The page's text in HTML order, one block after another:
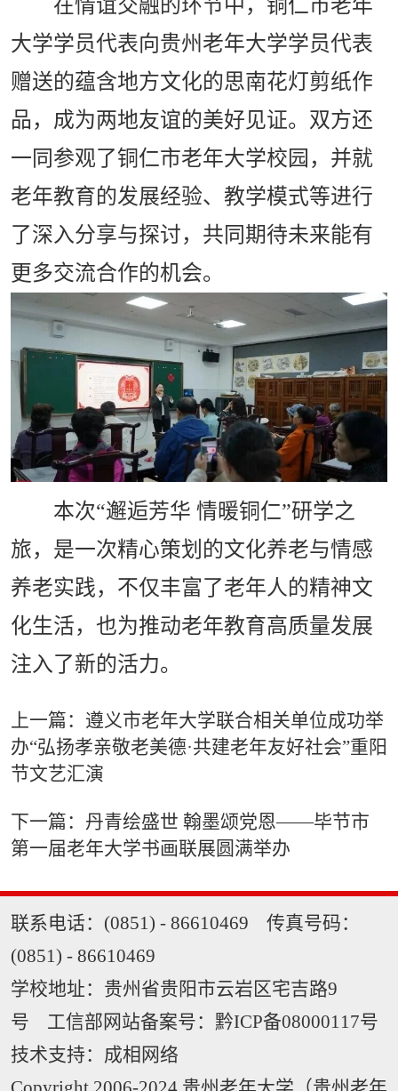
在情谊交融的环节中，铜仁市老年
大学学员代表向贵州老年大学学员代表
赠送的蕴含地方文化的思南花灯剪纸作
品，成为两地友谊的美好见证。双方还
一同参观了铜仁市老年大学校园，并就
老年教育的发展经验、教学模式等进行
了深入分享与探讨，共同期待未来能有
更多交流合作的机会。
本次“邂逅芳华 情暖铜仁”研学之
旅，是一次精心策划的文化养老与情感
养老实践，不仅丰富了老年人的精神文
化生活，也为推动老年教育高质量发展
注入了新的活力。
上一篇：遵义市老年大学联合相关单位成功举
办“弘扬孝亲敬老美德·共建老年友好社会”重阳
节文艺汇演
下一篇：丹青绘盛世 翰墨颂党恩——毕节市
第一届老年大学书画联展圆满举办
联系电话：(0851) - 86610469 传真号码：
(0851) - 86610469
学校地址：贵州省贵阳市云岩区宅吉路9
号 工信部网站备案号： 黔ICP备08000117号
技术支持： 成相网络